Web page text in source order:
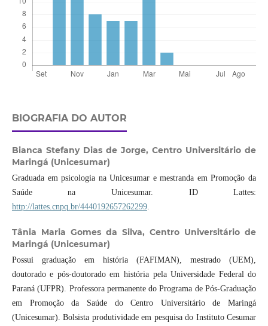
BIOGRAFIA DO AUTOR
Bianca Stefany Dias de Jorge,Centro Universitário de
Maringá (Unicesumar)
Graduada em psicologia na Unicesumar e mestranda em Promoção da
Saúde na Unicesumar. ID Lattes:
http://lattes.cnpq.br/4440192657262299.
Tânia Maria Gomes da Silva,Centro Universitário de
Maringá (Unicesumar)
Possui graduação em história (FAFIMAN), mestrado (UEM),
doutorado e pós-doutorado em história pela Universidade Federal do
Paraná (UFPR). Professora permanente do Programa de Pós-Graduação
em Promoção da Saúde do Centro Universitário de Maringá
(Unicesumar). Bolsista produtividade em pesquisa do Instituto Cesumar